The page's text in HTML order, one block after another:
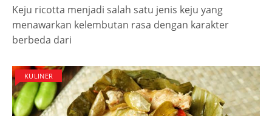
Keju ricotta menjadi salah satu jenis keju yang
menawarkan kelembutan rasa dengan karakter
berbeda dari
KULINER